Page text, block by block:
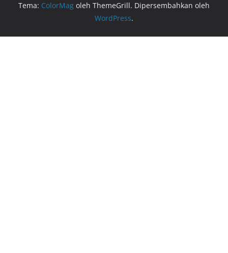
Tema: ColorMag oleh ThemeGrill. Dipersembahkan oleh
WordPress.